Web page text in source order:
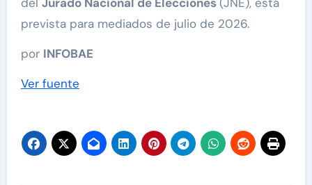
prevista para mediados de julio de 2026.
por INFOBAE
Ver fuente